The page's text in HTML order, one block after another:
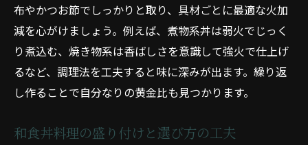
布やかつお節でしっかりと取り、具材ごとに最適な火加
減を心がけましょう。例えば、煮物系丼は弱火でじっく
り煮込む、焼き物系は香ばしさを意識して強火で仕上げ
るなど、調理法を工夫すると味に深みが出ます。繰り返
し作ることで自分なりの黄金比も見つかります。
和食丼料理の盛り付けと選び方の工夫